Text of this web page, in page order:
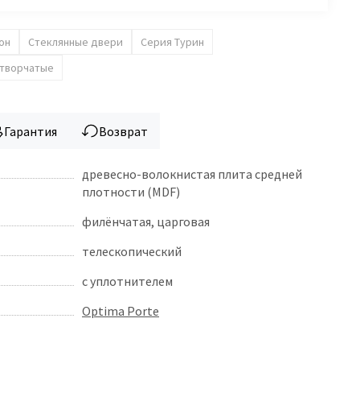
Стеклянные двери
Серия Турин
Гарантия Возврат
древесно-волокнистая плита средней
плотности (MDF)
филёнчатая, царговая
телескопический
с уплотнителем
Optima Porte